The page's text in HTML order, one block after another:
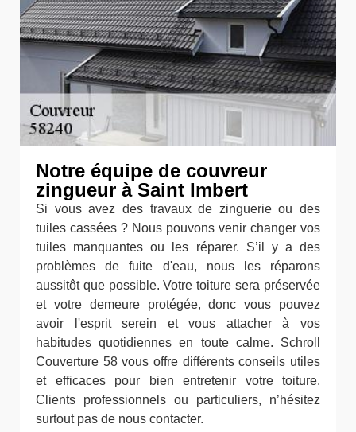
Notre équipe de couvreur
zingueur à Saint Imbert
Si vous avez des travaux de zinguerie ou des
tuiles cassées ? Nous pouvons venir changer vos
tuiles manquantes ou les réparer. S’il y a des
problèmes de fuite d'eau, nous les réparons
aussitôt que possible. Votre toiture sera préservée
et votre demeure protégée, donc vous pouvez
avoir l'esprit serein et vous attacher à vos
habitudes quotidiennes en toute calme. Schroll
Couverture 58 vous offre différents conseils utiles
et efficaces pour bien entretenir votre toiture.
Clients professionnels ou particuliers, n’hésitez
surtout pas de nous contacter.